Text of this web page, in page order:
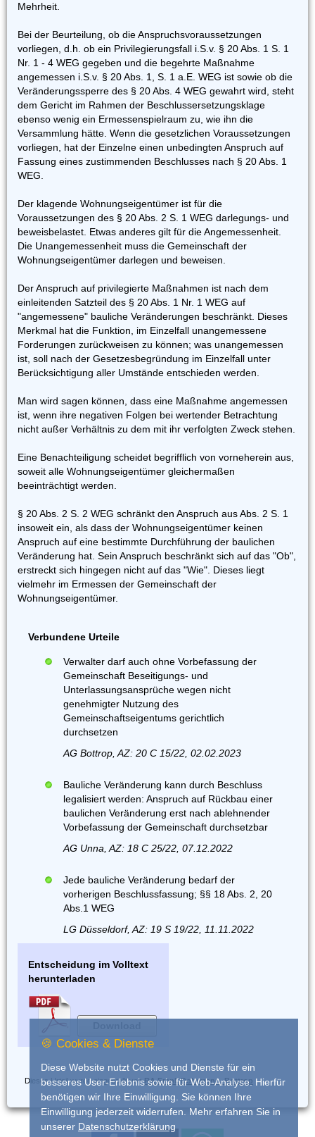
Mehrheit.
Bei der Beurteilung, ob die Anspruchsvoraussetzungen
vorliegen, d.h. ob ein Privilegierungsfall i.S.v. § 20 Abs. 1 S. 1
Nr. 1 - 4 WEG gegeben und die begehrte Maßnahme
angemessen i.S.v. § 20 Abs. 1, S. 1 a.E. WEG ist sowie ob die
Veränderungssperre des § 20 Abs. 4 WEG gewahrt wird, steht
dem Gericht im Rahmen der Beschlussersetzungsklage
ebenso wenig ein Ermessenspielraum zu, wie ihn die
Versammlung hätte. Wenn die gesetzlichen Voraussetzungen
vorliegen, hat der Einzelne einen unbedingten Anspruch auf
Fassung eines zustimmenden Beschlusses nach § 20 Abs. 1
WEG.
Der klagende Wohnungseigentümer ist für die
Voraussetzungen des § 20 Abs. 2 S. 1 WEG darlegungs- und
beweisbelastet. Etwas anderes gilt für die Angemessenheit.
Die Unangemessenheit muss die Gemeinschaft der
Wohnungseigentümer darlegen und beweisen.
Der Anspruch auf privilegierte Maßnahmen ist nach dem
einleitenden Satzteil des § 20 Abs. 1 Nr. 1 WEG auf
"angemessene" bauliche Veränderungen beschränkt. Dieses
Merkmal hat die Funktion, im Einzelfall unangemessene
Forderungen zurückweisen zu können; was unangemessen
ist, soll nach der Gesetzesbegründung im Einzelfall unter
Berücksichtigung aller Umstände entschieden werden.
Man wird sagen können, dass eine Maßnahme angemessen
ist, wenn ihre negativen Folgen bei wertender Betrachtung
nicht außer Verhältnis zu dem mit ihr verfolgten Zweck stehen.
Eine Benachteiligung scheidet begrifflich von vorneherein aus,
soweit alle Wohnungseigentümer gleichermaßen
beeinträchtigt werden.
§ 20 Abs. 2 S. 2 WEG schränkt den Anspruch aus Abs. 2 S. 1
insoweit ein, als dass der Wohnungseigentümer keinen
Anspruch auf eine bestimmte Durchführung der baulichen
Veränderung hat. Sein Anspruch beschränkt sich auf das "Ob",
erstreckt sich hingegen nicht auf das "Wie". Dieses liegt
vielmehr im Ermessen der Gemeinschaft der
Wohnungseigentümer.
Verbundene Urteile
Verwalter darf auch ohne Vorbefassung der
Gemeinschaft Beseitigungs- und
Unterlassungsansprüche wegen nicht
genehmigter Nutzung des
Gemeinschaftseigentums gerichtlich
durchsetzen
AG Bottrop, AZ: 20 C 15/22, 02.02.2023
Bauliche Veränderung kann durch Beschluss
legalisiert werden: Anspruch auf Rückbau einer
baulichen Veränderung erst nach ablehnender
Vorbefassung der Gemeinschaft durchsetzbar
AG Unna, AZ: 18 C 25/22, 07.12.2022
Jede bauliche Veränderung bedarf der
vorherigen Beschlussfassung; §§ 18 Abs. 2, 20
Abs.1 WEG
LG Düsseldorf, AZ: 19 S 19/22, 11.11.2022
Entscheidung im Volltext
herunterladen
Dieses Urteil wurde eingestellt vonRA Frank Dohrmann, Bottrop
🍪 Cookies & Dienste
Diese Website nutzt Cookies und Dienste für ein
besseres User-Erlebnis sowie für Web-Analyse. Hierfür
benötigen wir Ihre Einwilligung. Sie können Ihre
Einwilligung jederzeit widerrufen. Mehr erfahren Sie in
unserer Datenschutzerklärung